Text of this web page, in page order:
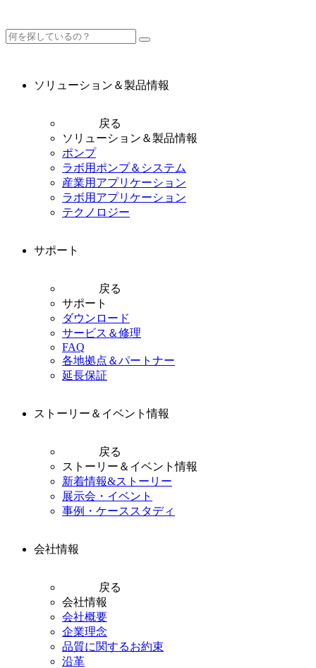
ソリューション＆製品情報
戻る
ソリューション＆製品情報
ポンプ
ラボ用ポンプ＆システム
産業用アプリケーション
ラボ用アプリケーション
テクノロジー
サポート
戻る
サポート
ダウンロード
サービス＆修理
FAQ
各地拠点＆パートナー
延長保証
ストーリー＆イベント情報
戻る
ストーリー＆イベント情報
新着情報&ストーリー
展示会・イベント
事例・ケーススタディ
会社情報
戻る
会社情報
会社概要
企業理念
品質に関するお約束
沿革